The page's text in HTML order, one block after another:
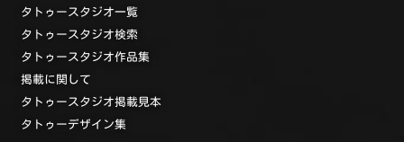
タトゥースタジオ一覧
タトゥースタジオ検索
タトゥースタジオ作品集
掲載に関して
タトゥースタジオ掲載見本
タトゥーデザイン集